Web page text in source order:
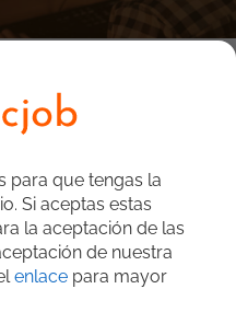
para que tengas la
Si aceptas estas
la aceptación de las
de nuestra
enlace para mayor